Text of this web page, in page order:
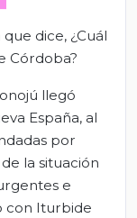
dice, ¿Cuál
Córdoba?
llegó
España, al
por
la situación
e
con Iturbide